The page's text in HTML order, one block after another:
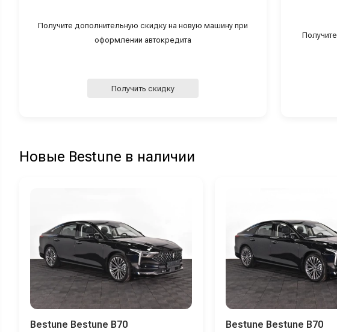
Получите дополнительную скидку на новую машину при
оформлении автокредита
Получить скидку
Новые Bestune в наличии
Bestune Bestune B70 Bestune Bestune B70